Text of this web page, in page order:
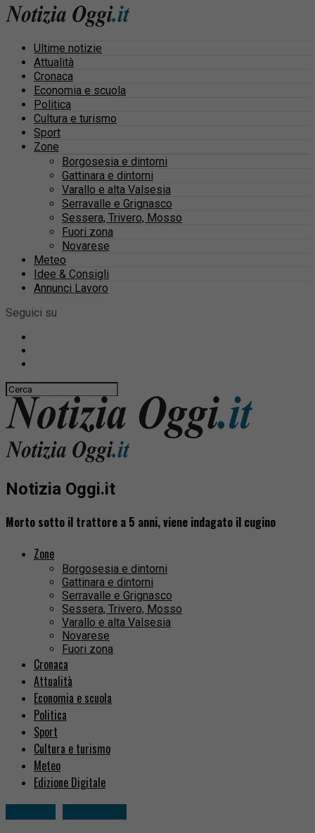
Ultime notizie
Attualità
Cronaca
Economia e scuola
Politica
Cultura e turismo
Sport
Zone
Borgosesia e dintorni
Gattinara e dintorni
Varallo e alta Valsesia
Serravalle e Grignasco
Sessera, Trivero, Mosso
Fuori zona
Novarese
Meteo
Idee & Consigli
Annunci Lavoro
Seguici su
Notizia Oggi.it
Morto sotto il trattore a 5 anni, viene indagato il cugino
Zone
Borgosesia e dintorni
Gattinara e dintorni
Serravalle e Grignasco
Sessera, Trivero, Mosso
Varallo e alta Valsesia
Novarese
Fuori zona
Cronaca
Attualità
Economia e scuola
Politica
Sport
Cultura e turismo
Meteo
Edizione Digitale